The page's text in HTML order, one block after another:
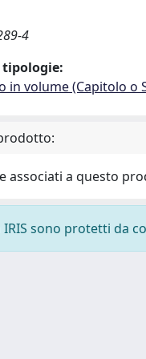
4
tipologie:
in volume (Capitolo o
associati a questo
sono protetti da